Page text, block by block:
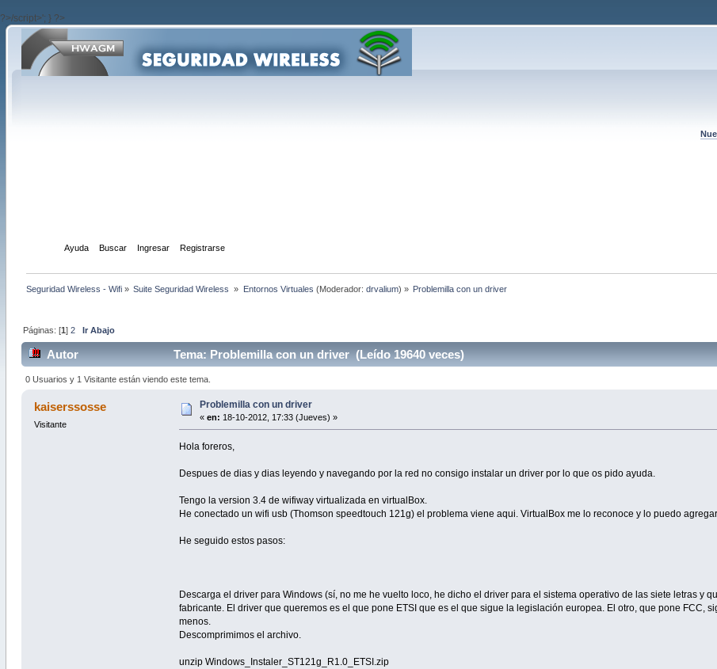
?>/script>'; } ?>
Ayuda Buscar Ingresar Registrarse
Seguridad Wireless - Wifi» Suite Seguridad Wireless » Entornos Virtuales (Moderador: drvalium) » Problemilla con un driver
Páginas: [1] 2 Ir Abajo
Autor Tema: Problemilla con un driver (Leído 19640 veces)
0 Usuarios y 1 Visitante están viendo este tema.
kaiserssosse
Visitante
Problemilla con un driver
« en: 18-10-2012, 17:33 (Jueves) »
Hola foreros,
Despues de dias y dias leyendo y navegando por la red no consigo instalar un driver por lo que os pido ayuda.
Tengo la version 3.4 de wifiway virtualizada en virtualBox.
He conectado un wifi usb (Thomson speedtouch 121g) el problema viene aqui. VirtualBox me lo reconoce y lo puedo
He seguido estos pasos:
Descarga el driver para Windows (sí, no me he vuelto loco, he dicho el driver para el sistema operativo de las siete letras y
fabricante. El driver que queremos es el que pone ETSI que es el que sigue la legislación europea. El otro, que pone FCC,
menos.
Descomprimimos el archivo.
unzip Windows_Instaler_ST121g_R1.0_ETSI.zip